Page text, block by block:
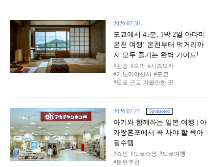
2026.07.30
도쿄에서 45분, 1박 2일 아타미
온천 여행! 온천부터 먹거리까
지 모두 즐기는 완벽 가이드!
관광 숙박
시즈오카
기노미야신사
도쿄
도쿄 근교 가볼만한 곳
2026.07.27 Sponsored
아기와 함께하는 일본 여행 | 아
카짱혼포에서 꼭 사야 할 육아
필수템
쇼핑 도쿄쇼핑
도쿄여행
분유추천